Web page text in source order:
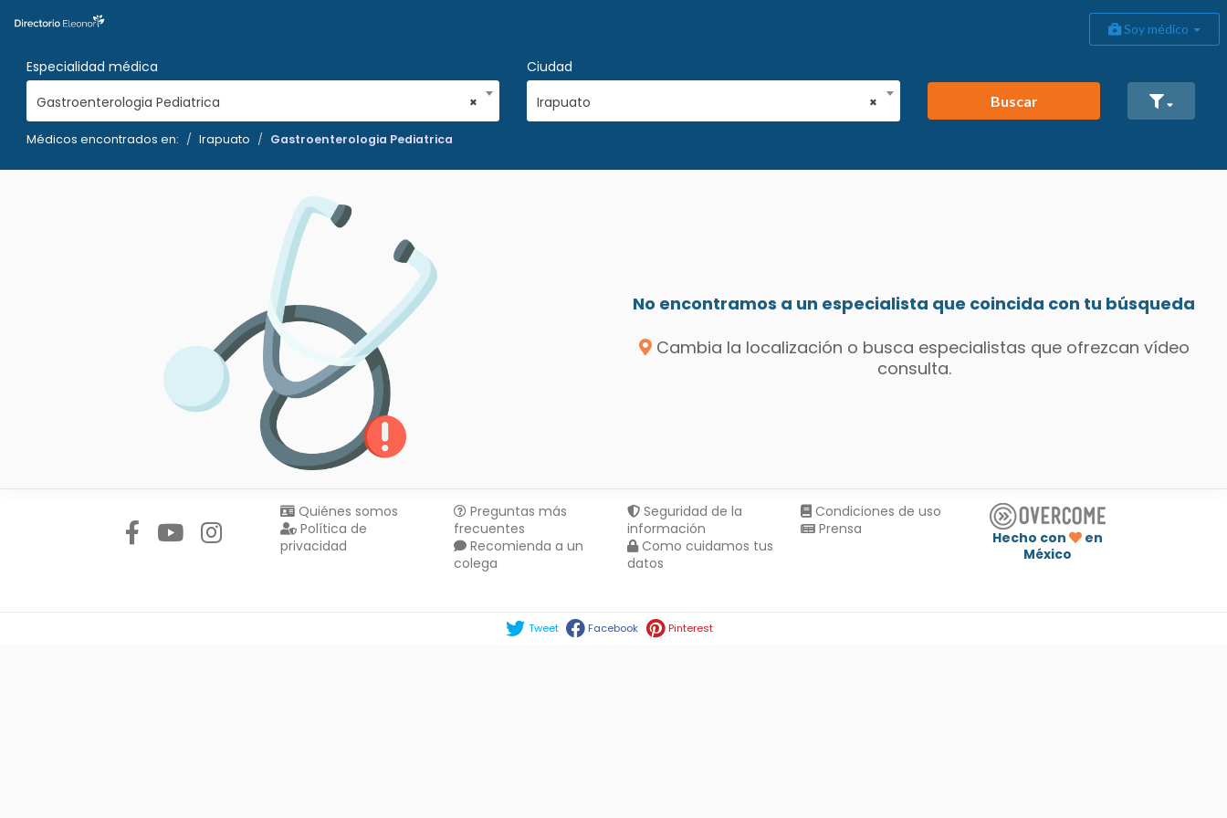
Soy médico
Especialidad médica
×
Gastroenterologia Pediatrica
Ciudad
×
Irapuato Buscar
Médicos encontrados en: Irapuato Gastroenterologia Pediatrica
No encontramos a un especialista que coincida con tu búsqueda
Cambia la localización o busca especialistas que ofrezcan vídeo
consulta.
Quiénes somos
Política de
privacidad
Preguntas más
frecuentes
Recomienda a un
colega
Seguridad de la
información
Como cuidamos tus
datos
Condiciones de uso
Prensa
Hecho con
en
México
Tweet Facebook Pinterest